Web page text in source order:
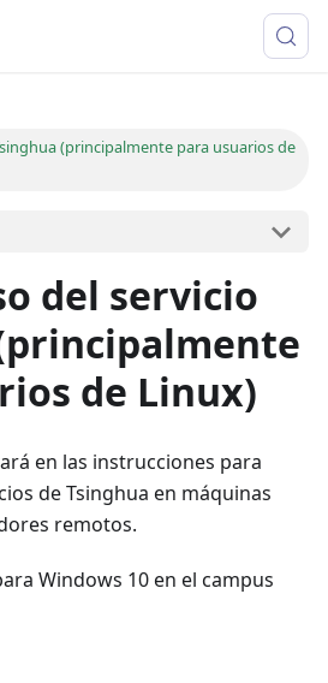
(principalmente para usuarios de
del servicio
de Linux)
en las instrucciones para
de Tsinghua en máquinas
remotos.
Windows 10 en el campus